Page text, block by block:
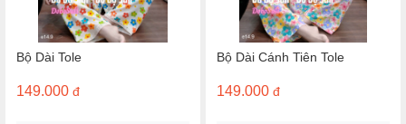
Bộ Dài Tole
149.000 đ
Bộ Dài Cánh Tiên Tole
149.000 đ